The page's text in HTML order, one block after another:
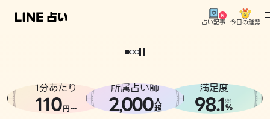
占い記事 今日の運勢
相談事例
どうせなら
。
1分あたり
110円〜
所属占い師
2,000人
超
満足度
98.1※1
%